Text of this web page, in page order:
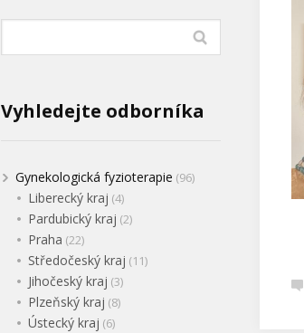
Vyhledejte odborníka
Gynekologická fyzioterapie (96)
Liberecký kraj (4)
Pardubický kraj (2)
Praha (22)
Středočeský kraj (11)
Jihočeský kraj (3)
Plzeňský kraj (8)
Ústecký kraj (6)